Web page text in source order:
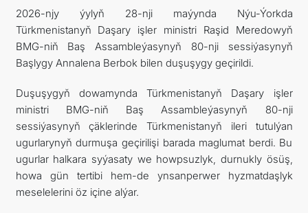
FOLLOW US ON INSTAGRAM
INVEST TO TURKMENISTAN! PROJECTS AND USEFUL
INFORMATION
2026-njy ýylyň 28-nji maýynda Nýu-Ýorkda
Türkmenistanyň Daşary işler ministri Raşid Meredowyň
BMG-niň Baş Assambleýasynyň 80-nji sessiýasynyň
Başlygy Annalena Berbok bilen duşuşygy geçirildi.
Duşuşygyň dowamynda Türkmenistanyň Daşary işler
ministri BMG-niň Baş Assambleýasynyň 80-nji
sessiýasynyň çäklerinde Türkmenistanyň ileri tutulýan
ugurlarynyň durmuşa geçirilişi barada maglumat berdi. Bu
ugurlar halkara syýasaty we howpsuzlyk, durnukly ösüş,
howa gün tertibi hem-de ynsanperwer hyzmatdaşlyk
meselelerini öz içine alýar.